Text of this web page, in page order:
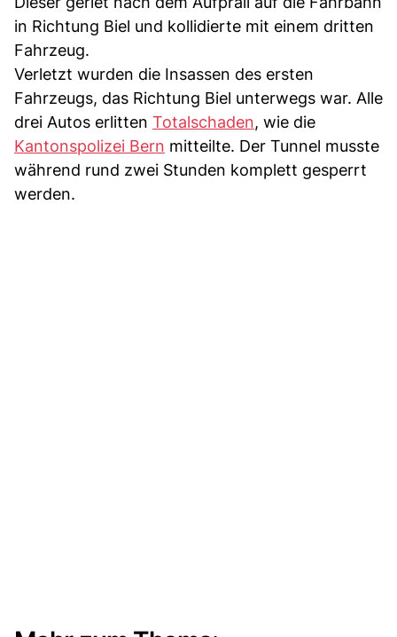
in Richtung Biel und kollidierte mit einem dritten
Fahrzeug.
Verletzt wurden die Insassen des ersten
Fahrzeugs, das Richtung Biel unterwegs war. Alle
drei Autos erlitten Totalschaden, wie die
Kantonspolizei Bern mitteilte. Der Tunnel musste
während rund zwei Stunden komplett gesperrt
werden.